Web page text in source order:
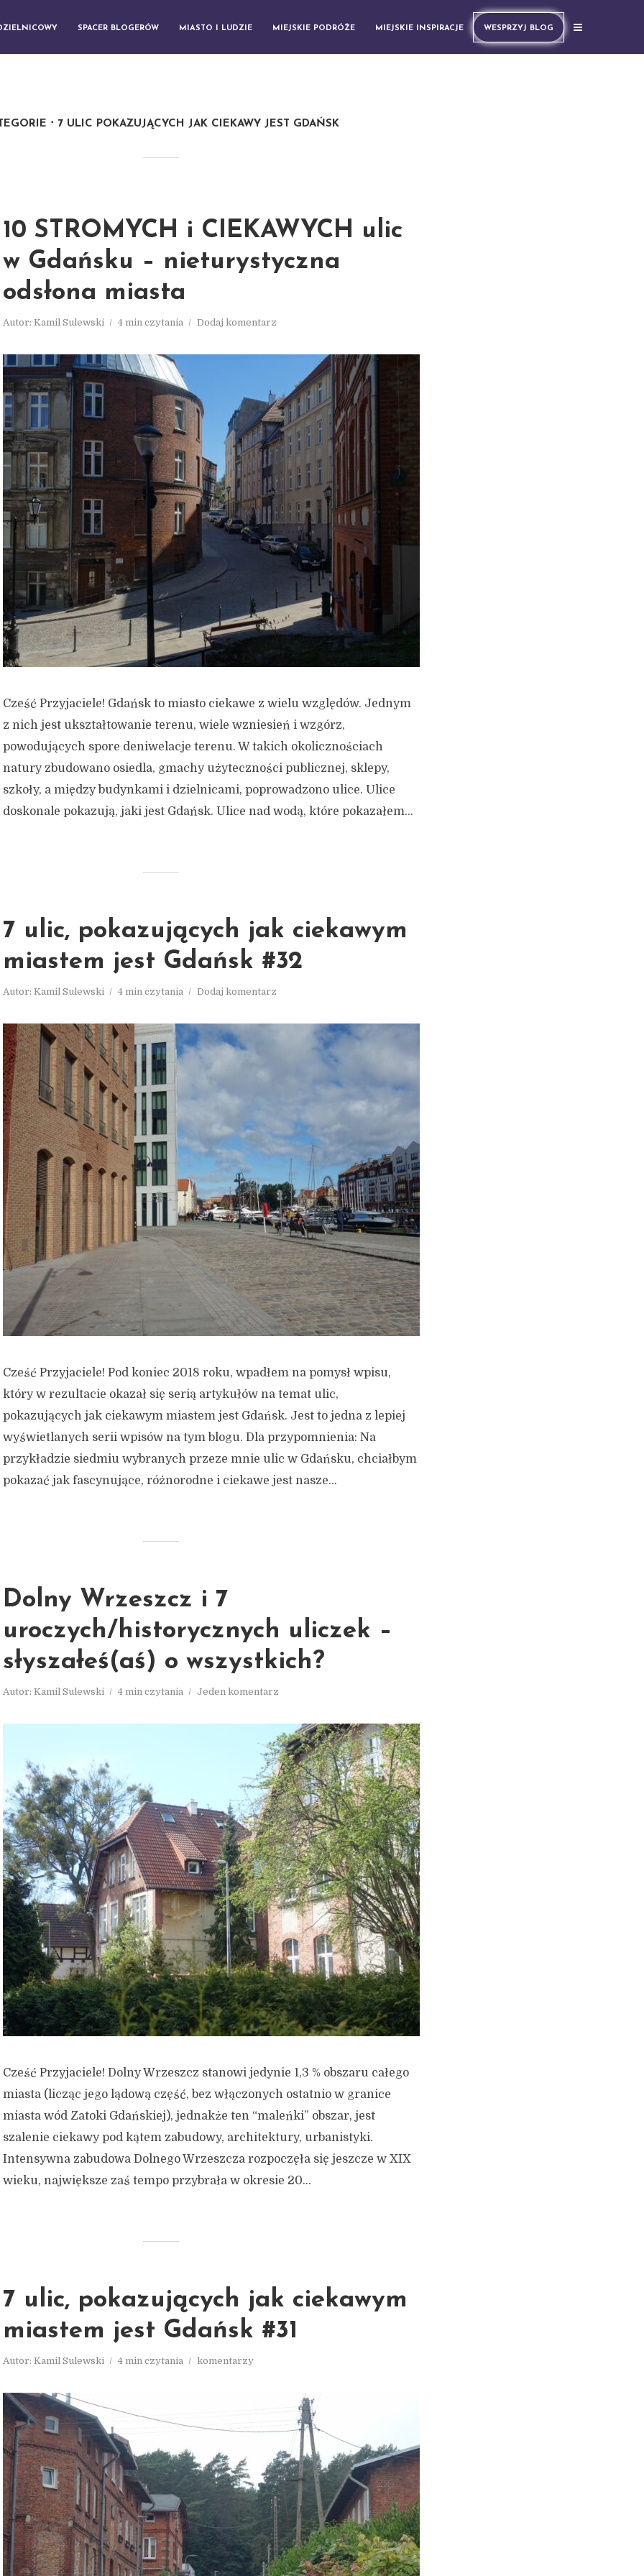
SPACER BLOGERÓW MIASTO I LUDZIE MIEJSKIE PODRÓŻE MIEJSKIE INSPIRACJE WESPRZYJ BLOG
7 ULIC POKAZUJĄCYCH JAK CIEKAWY JEST GDAŃSK
10 STROMYCH i CIEKAWYCH ulic
w Gdańsku – nieturystyczna
odsłona miasta
Autor: Kamil Sulewski 4 min czytania Dodaj komentarz
Cześć Przyjaciele! Gdańsk to miasto ciekawe z wielu względów. Jednym
z nich jest ukształtowanie terenu, wiele wzniesień i wzgórz,
powodujących spore deniwelacje terenu. W takich okolicznościach
natury zbudowano osiedla, gmachy użyteczności publicznej, sklepy,
szkoły, a między budynkami i dzielnicami, poprowadzono ulice. Ulice
doskonale pokazują, jaki jest Gdańsk. Ulice nad wodą, które pokazałem...
7 ulic, pokazujących jak ciekawym
miastem jest Gdańsk #32
Autor: Kamil Sulewski 4 min czytania Dodaj komentarz
Cześć Przyjaciele! Pod koniec 2018 roku, wpadłem na pomysł wpisu,
który w rezultacie okazał się serią artykułów na temat ulic,
pokazujących jak ciekawym miastem jest Gdańsk. Jest to jedna z lepiej
wyświetlanych serii wpisów na tym blogu. Dla przypomnienia: Na
przykładzie siedmiu wybranych przeze mnie ulic w Gdańsku, chciałbym
pokazać jak fascynujące, różnorodne i ciekawe jest nasze...
Dolny Wrzeszcz i 7
uroczych/historycznych uliczek –
słyszałeś(aś) o wszystkich?
Autor: Kamil Sulewski 4 min czytania Jeden komentarz
Cześć Przyjaciele! Dolny Wrzeszcz stanowi jedynie 1,3 % obszaru całego
miasta (licząc jego lądową część, bez włączonych ostatnio w granice
miasta wód Zatoki Gdańskiej), jednakże ten “maleńki” obszar, jest
szalenie ciekawy pod kątem zabudowy, architektury, urbanistyki.
Intensywna zabudowa Dolnego Wrzeszcza rozpoczęła się jeszcze w XIX
wieku, największe zaś tempo przybrała w okresie 20...
7 ulic, pokazujących jak ciekawym
miastem jest Gdańsk #31
Autor: Kamil Sulewski 4 min czytania komentarzy